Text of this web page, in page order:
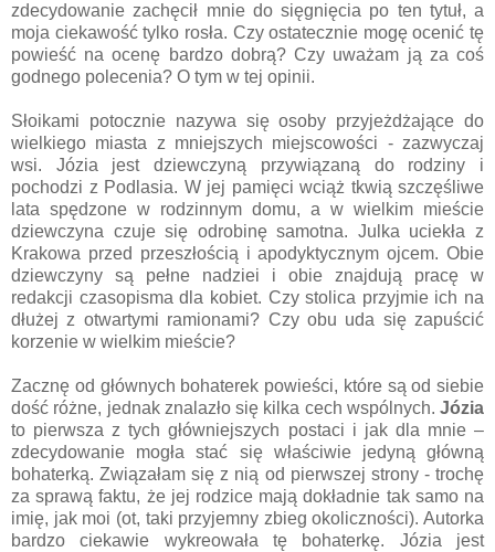
zdecydowanie zachęcił mnie do sięgnięcia po ten tytuł, a
moja ciekawość tylko rosła. Czy ostatecznie mogę ocenić tę
powieść na ocenę bardzo dobrą? Czy uważam ją za coś
godnego polecenia? O tym w tej opinii.
Słoikami potocznie nazywa się osoby przyjeżdżające do
wielkiego miasta z mniejszych miejscowości - zazwyczaj
wsi. Józia jest dziewczyną przywiązaną do rodziny i
pochodzi z Podlasia. W jej pamięci wciąż tkwią szczęśliwe
lata spędzone w rodzinnym domu, a w wielkim mieście
dziewczyna czuje się odrobinę samotna. Julka uciekła z
Krakowa przed przeszłością i apodyktycznym ojcem. Obie
dziewczyny są pełne nadziei i obie znajdują pracę w
redakcji czasopisma dla kobiet. Czy stolica przyjmie ich na
dłużej z otwartymi ramionami? Czy obu uda się zapuścić
korzenie w wielkim mieście?
Zacznę od głównych bohaterek powieści, które są od siebie
dość różne, jednak znalazło się kilka cech wspólnych. Józia
to pierwsza z tych główniejszych postaci i jak dla mnie –
zdecydowanie mogła stać się właściwie jedyną główną
bohaterką. Związałam się z nią od pierwszej strony - trochę
za sprawą faktu, że jej rodzice mają dokładnie tak samo na
imię, jak moi (ot, taki przyjemny zbieg okoliczności). Autorka
bardzo ciekawie wykreowała tę bohaterkę. Józia jest